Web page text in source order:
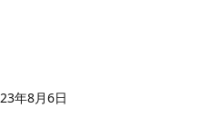
年8月6日